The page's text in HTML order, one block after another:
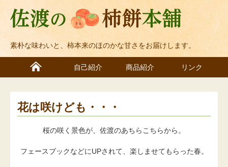
素朴な味わいと、柿本来のほのかな甘さをお届けします。
自己紹介 商品紹介 リンク
花は咲けども・・・
桜の咲く景色が、佐渡のあちらこちらから。
フェースブックなどにUPされて、楽しませてもらった春。